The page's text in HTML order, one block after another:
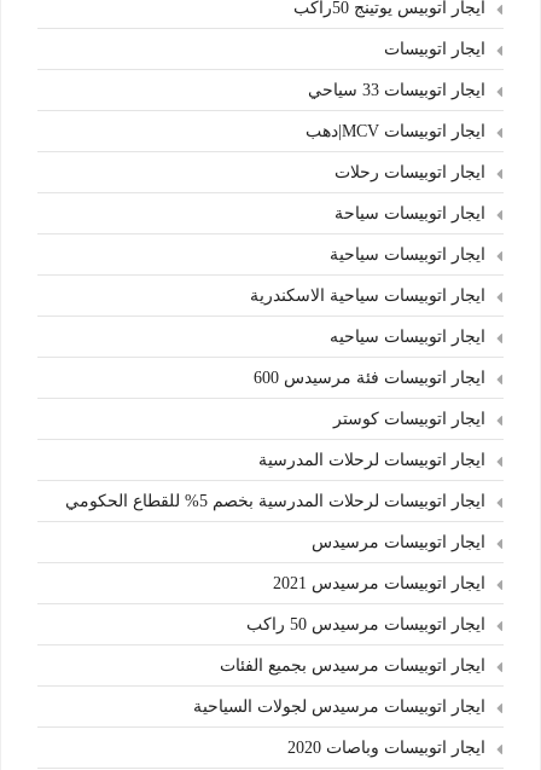
ايجار اتوبيس يوتينج 50راكب
ايجار اتوبيسات
ايجار اتوبيسات 33 سياحي
ايجار اتوبيسات MCV|دهب
ايجار اتوبيسات رحلات
ايجار اتوبيسات سياحة
ايجار اتوبيسات سياحية
ايجار اتوبيسات سياحية الاسكندرية
ايجار اتوبيسات سياحيه
ايجار اتوبيسات فئة مرسيدس 600
ايجار اتوبيسات كوستر
ايجار اتوبيسات لرحلات المدرسية
ايجار اتوبيسات لرحلات المدرسية بخصم 5% للقطاع الحكومي
ايجار اتوبيسات مرسيدس
ايجار اتوبيسات مرسيدس 2021
ايجار اتوبيسات مرسيدس 50 راكب
ايجار اتوبيسات مرسيدس بجميع الفئات
ايجار اتوبيسات مرسيدس لجولات السياحية
ايجار اتوبيسات وباصات 2020